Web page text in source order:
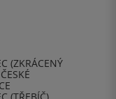
(ZKRÁCENÝ